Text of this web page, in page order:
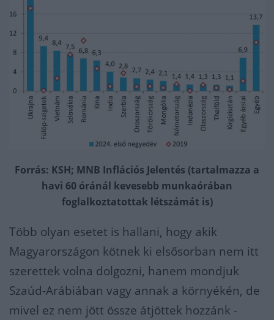
Forrás: KSH; MNB Inflációs Jelentés (tartalmazza a
havi 60 óránál kevesebb munkaórában
foglalkoztatottak létszámát is)
Több olyan esetet is hallani, hogy akik
Magyarországon kötnek ki elsősorban nem itt
szerettek volna dolgozni, hanem mondjuk
Szaúd-Arábiában vagy annak a környékén, de
mivel ez nem jött össze átjöttek hozzánk -